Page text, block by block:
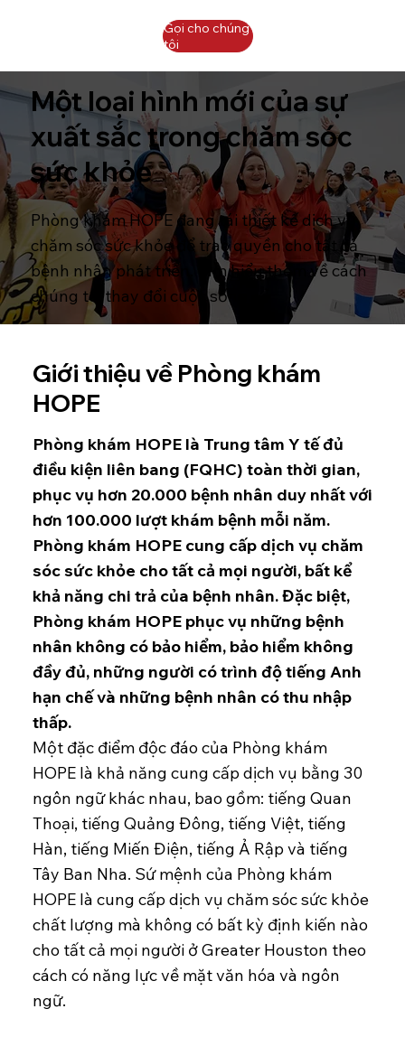
Gọi cho chúng
tôi
Một loại hình mới của sự
xuất sắc trong chăm sóc
sức khỏe
Phòng khám HOPE đang tái thiết kế dịch vụ
chăm sóc sức khỏe để trao quyền cho tất cả
bệnh nhân phát triển. Tìm hiểu thêm về cách
chúng tôi thay đổi cuộc sống.
Giới thiệu về Phòng khám
HOPE
Phòng khám HOPE là Trung tâm Y tế đủ
điều kiện liên bang (FQHC) toàn thời gian,
phục vụ hơn 20.000 bệnh nhân duy nhất với
hơn 100.000 lượt khám bệnh mỗi năm.
Phòng khám HOPE cung cấp dịch vụ chăm
sóc sức khỏe cho tất cả mọi người, bất kể
khả năng chi trả của bệnh nhân. Đặc biệt,
Phòng khám HOPE phục vụ những bệnh
nhân không có bảo hiểm, bảo hiểm không
đầy đủ, những người có trình độ tiếng Anh
hạn chế và những bệnh nhân có thu nhập
thấp.
Một đặc điểm độc đáo của Phòng khám
HOPE là khả năng cung cấp dịch vụ bằng 30
ngôn ngữ khác nhau, bao gồm: tiếng Quan
Thoại, tiếng Quảng Đông, tiếng Việt, tiếng
Hàn, tiếng Miến Điện, tiếng Ả Rập và tiếng
Tây Ban Nha. Sứ mệnh của Phòng khám
HOPE là cung cấp dịch vụ chăm sóc sức khỏe
chất lượng mà không có bất kỳ định kiến nào
cho tất cả mọi người ở Greater Houston theo
cách có năng lực về mặt văn hóa và ngôn
ngữ.